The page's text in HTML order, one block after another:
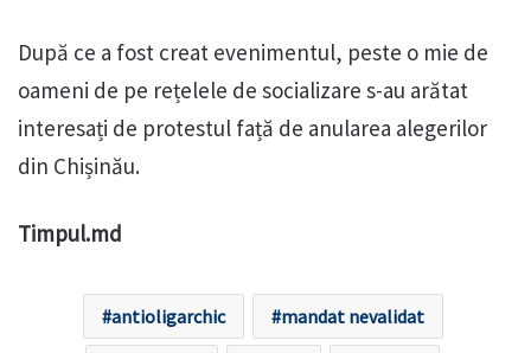
După ce a fost creat evenimentul, peste o mie de
oameni de pe rețelele de socializare s-au arătat
interesați de protestul față de anularea alegerilor
din Chișinău.
Timpul.md
antioligarchic mandat nevalidat